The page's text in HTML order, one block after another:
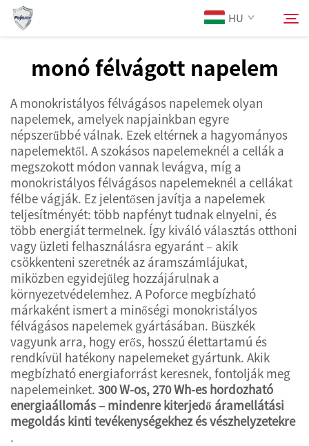
HU
Termékek
Szolgáltatások
Hírek
Kapcsolat
Keresés
monó félvágott napelem
A monokristályos félvágásos napelemek olyan
napelemek, amelyek napjainkban egyre
népszerűbbé válnak. Ezek eltérnek a hagyományos
napelemektől. A szokásos napelemeknél a cellák a
megszokott módon vannak levágva, míg a
monokristályos félvágásos napelemeknél a cellákat
félbe vágják. Ez jelentősen javítja a napelemek
teljesítményét: több napfényt tudnak elnyelni, és
több energiát termelnek. Így kiváló választás otthoni
vagy üzleti felhasználásra egyaránt – akik
csökkenteni szeretnék az áramszámlájukat,
miközben egyidejűleg hozzájárulnak a
környezetvédelemhez. A Poforce megbízható
márkaként ismert a minőségi monokristályos
félvágásos napelemek gyártásában. Büszkék
vagyunk arra, hogy erős, hosszú élettartamú és
rendkívül hatékony napelemeket gyártunk. Akik
megbízható energiaforrást keresnek, fontolják meg
napelemeinket. 300 W-os, 270 Wh-es hordozható
energiaállomás – mindenre kiterjedő áramellátási
megoldás kinti tevékenységekhez és vészhelyzetekre
.